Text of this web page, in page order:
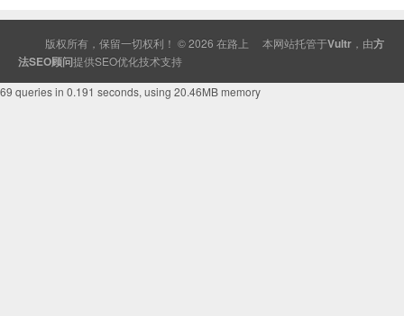
版权所有，保留一切权利！ © 2026 在路上 本网站托管于Vultr ，由方
法SEO顾问提供SEO优化技术支持
69 queries in 0.191 seconds, using 20.46MB memory